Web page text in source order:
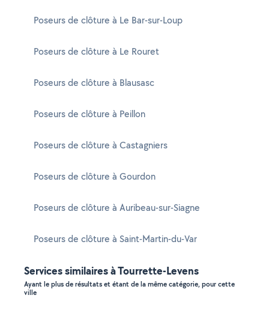
Poseurs de clôture à Le Bar-sur-Loup
Poseurs de clôture à Le Rouret
Poseurs de clôture à Blausasc
Poseurs de clôture à Peillon
Poseurs de clôture à Castagniers
Poseurs de clôture à Gourdon
Poseurs de clôture à Auribeau-sur-Siagne
Poseurs de clôture à Saint-Martin-du-Var
Services similaires à Tourrette-Levens
Ayant le plus de résultats et étant de la même catégorie, pour cette
ville